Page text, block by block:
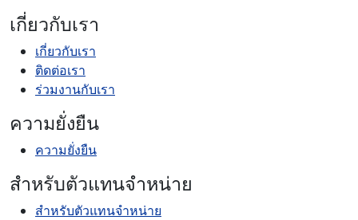
เกี่ยวกับเรา
เกี่ยวกับเรา
ติดต่อเรา
ร่วมงานกับเรา
ความยั่งยืน
ความยั่งยืน
สำหรับตัวแทนจำหน่าย
สำหรับตัวแทนจำหน่าย